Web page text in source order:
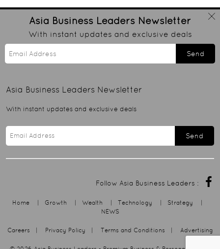
Asia Business Leaders Newsletter
With instant updates and exclusive deals
Send
Asia Business Leaders Newsletter
With instant updates and exclusive deals
Send
Follow Asia Business Leaders :
Home | Growth | Wealth | Technology | Strategy
|
NEWS
Careers | Privacy Policy | Terms and Conditions | Advertising